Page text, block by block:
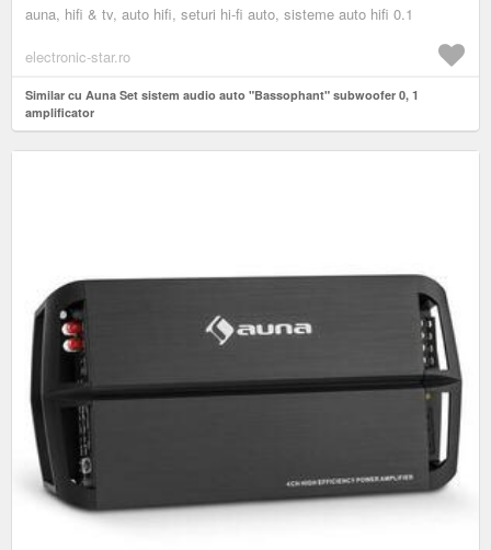
auna, hifi & tv, auto hifi, seturi hi-fi auto, sisteme auto hifi 0.1
electronic-star.ro
Similar cu Auna Set sistem audio auto "Bassophant" subwoofer 0, 1
amplificator